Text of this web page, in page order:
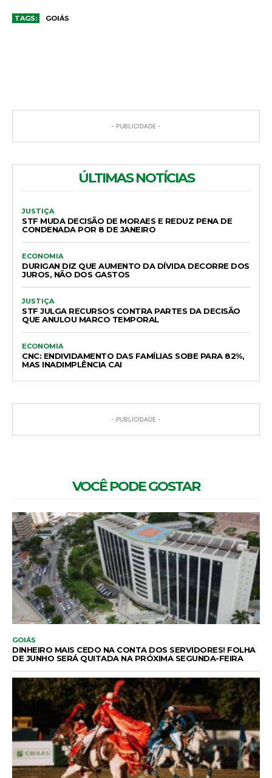
TAGS: GOIÁS
- PUBLICIDADE -
ÚLTIMAS NOTÍCIAS
JUSTIÇA
STF MUDA DECISÃO DE MORAES E REDUZ PENA DE
CONDENADA POR 8 DE JANEIRO
ECONOMIA
DURIGAN DIZ QUE AUMENTO DA DÍVIDA DECORRE DOS
JUROS, NÃO DOS GASTOS
JUSTIÇA
STF JULGA RECURSOS CONTRA PARTES DA DECISÃO
QUE ANULOU MARCO TEMPORAL
ECONOMIA
CNC: ENDIVIDAMENTO DAS FAMÍLIAS SOBE PARA 82%,
MAS INADIMPLÊNCIA CAI
- PUBLICIDADE -
VOCÊ PODE GOSTAR
GOIÁS
DINHEIRO MAIS CEDO NA CONTA DOS SERVIDORES! FOLHA
DE JUNHO SERÁ QUITADA NA PRÓXIMA SEGUNDA-FEIRA